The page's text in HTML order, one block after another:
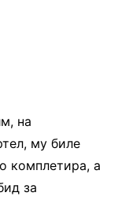
на
му биле
комплетира, а
за